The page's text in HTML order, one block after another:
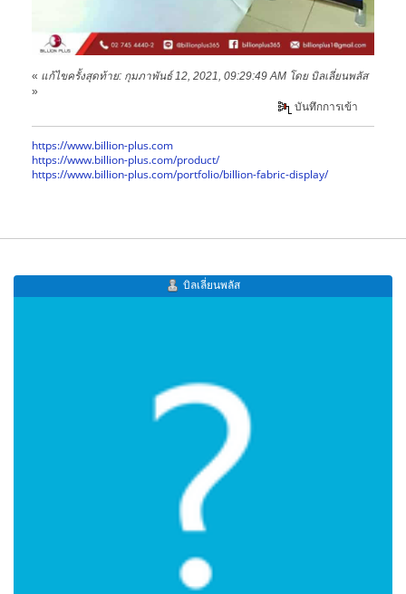
« แก้ไขครั้งสุดท้าย: กุมภาพันธ์ 12, 2021, 09:29:49 AM โดย บิลเลี่ยนพลัส
»
บันทึกการเข้า
https://www.billion-plus.com
https://www.billion-plus.com/product/
https://www.billion-plus.com/portfolio/billion-fabric-display/
บิลเลี่ยนพลัส